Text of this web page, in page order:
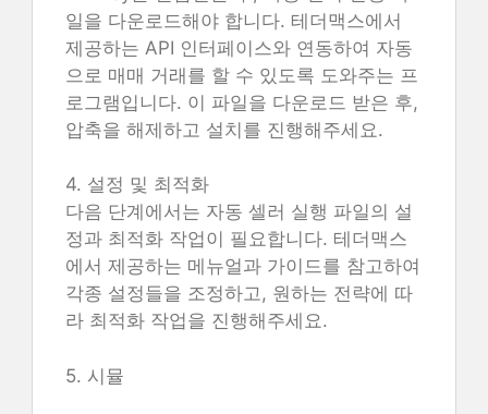
일을 다운로드해야 합니다. 테더맥스에서
제공하는 API 인터페이스와 연동하여 자동
으로 매매 거래를 할 수 있도록 도와주는 프
로그램입니다. 이 파일을 다운로드 받은 후,
압축을 해제하고 설치를 진행해주세요.
4. 설정 및 최적화
다음 단계에서는 자동 셀러 실행 파일의 설
정과 최적화 작업이 필요합니다. 테더맥스
에서 제공하는 메뉴얼과 가이드를 참고하여
각종 설정들을 조정하고, 원하는 전략에 따
라 최적화 작업을 진행해주세요.
5. 시뮬